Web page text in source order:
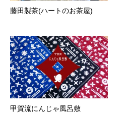
藤田製茶(ハートのお茶屋)
甲賀流にんじゃ風呂敷